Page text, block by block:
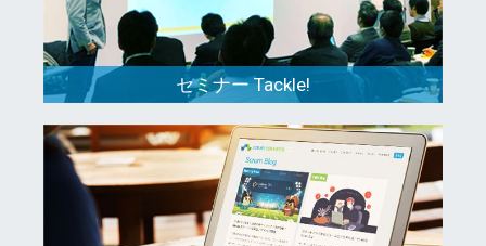
セミナー Tackle!